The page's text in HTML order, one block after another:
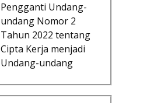
Pengganti Undang-
undang Nomor 2
Tahun 2022 tentang
Cipta Kerja menjadi
Undang-undang